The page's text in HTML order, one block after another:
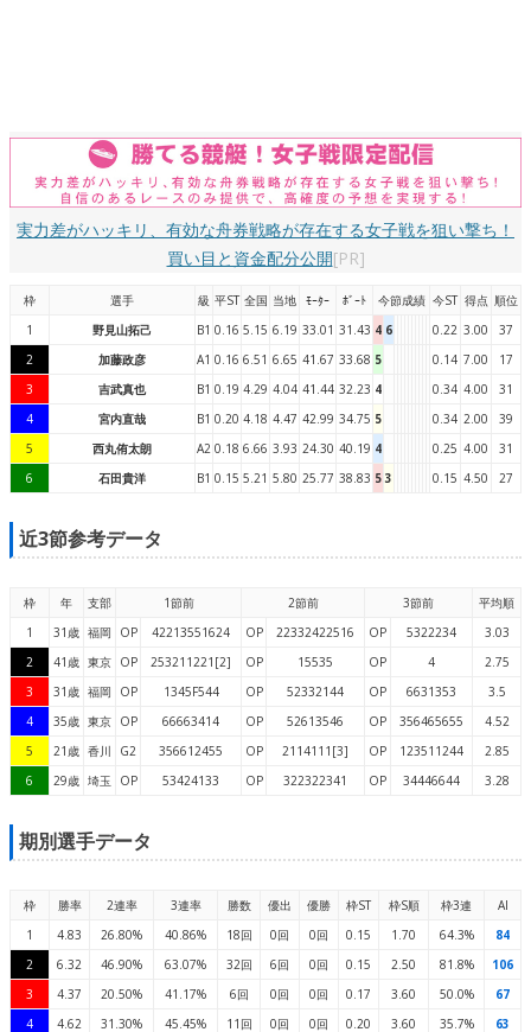
実力差がハッキリ、有効な舟券戦略が存在する女子戦を狙い撃ち！
買い目と資金配分公開[PR]
枠 選手 級 平ST 全国 当地 ﾓｰﾀｰ ﾎﾞｰﾄ 今節成績 今ST 得点 順位
1
野見山拓己 B1 0.16 5.15 6.19 33.01 31.43 4 6 0.22 3.00
37
2
加藤政彦 A1 0.16 6.51 6.65 41.67 33.68 5 0.14 7.00
17
3
吉武真也 B1 0.19 4.29 4.04 41.44 32.23 4 0.34 4.00
31
4
宮内直哉 B1 0.20 4.18 4.47 42.99 34.75 5 0.34 2.00
39
5
西丸侑太朗 A2 0.18 6.66 3.93 24.30 40.19 4 0.25 4.00
31
6
石田貴洋 B1 0.15 5.21 5.80 25.77 38.83 5 3 0.15 4.50 27
近3節参考データ
枠 年 支部 1節前 2節前 3節前
平均順
1
31歳 福岡 OP 42213551624 OP 22332422516 OP 5322234
3.03
2
41歳 東京 OP 253211221[2] OP 15535 OP 4
2.75
3
31歳 福岡 OP 1345F544 OP 52332144 OP 6631353
3.5
4
35歳 東京 OP 66663414 OP 52613546 OP 356465655
4.52
5
21歳 香川 G2 356612455 OP 2114111[3] OP 123511244
2.85
6
29歳 埼玉 OP 53424133 OP 322322341 OP 34446644 3.28
期別選手データ
枠 勝率 2連率 3連率 勝数 優出 優勝 枠ST 枠S順 枠3連
AI
1
4.83 26.80% 40.86% 18回 0回 0回 0.15 1.70 64.3%
84
2
6.32 46.90% 63.07% 32回 6回 0回 0.15 2.50 81.8%
106
3
4.37 20.50% 41.17% 6回 0回 0回 0.17 3.60 50.0%
67
4
4.62 31.30% 45.45% 11回 0回 0回 0.20 3.60 35.7%
63